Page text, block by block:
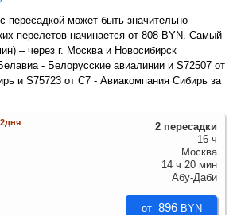
перелетов начинается от 808 BYN . Самый
) – через г. Москва и Новосибирск
- Белорусские авиалинии и S72507 от
и S75723 от С7 - Авиакомпания Сибирь за
от 896 BYN
2 пересадки
16 ч
Москва
14 ч 20 мин
Абу-Даби